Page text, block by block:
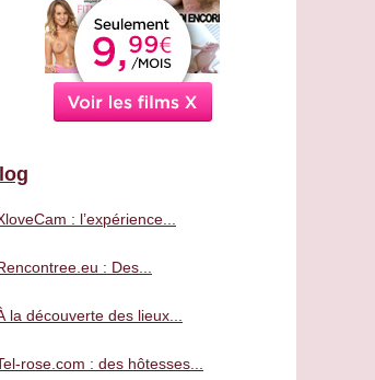
: l’expérience...
: Des...
la découverte des lieux...
rose.com : des hôtesses...